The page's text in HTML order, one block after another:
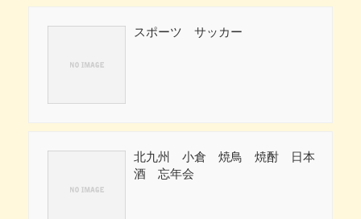
スポーツ サッカー
北九州 小倉 焼鳥 焼酎 日本
酒 忘年会